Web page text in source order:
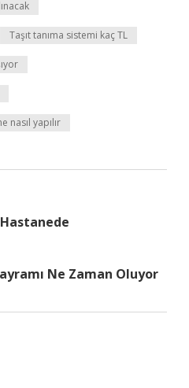
Taşıt tanıma sistemi kaç TL
nasıl yapılır
Ne Zaman Oluyor